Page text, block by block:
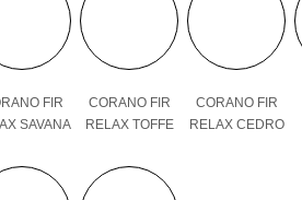
FIR
SAVANA
CORANO FIR
RELAX TOFFE
CORANO FIR
RELAX CEDRO